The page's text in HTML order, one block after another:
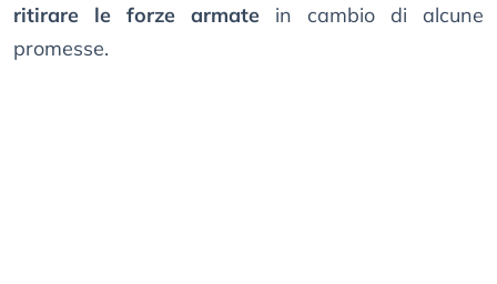
ritirare le forze armate in cambio di alcune
promesse.